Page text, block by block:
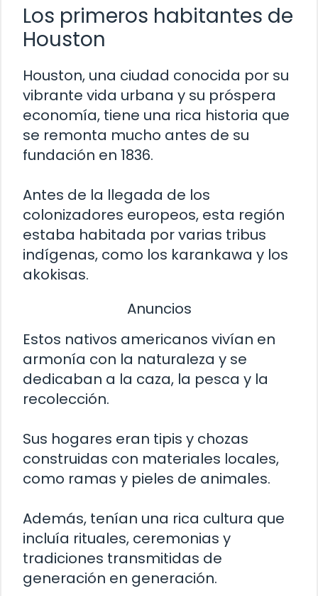
Los primeros habitantes de
Houston
Houston, una ciudad conocida por su
vibrante vida urbana y su próspera
economía, tiene una rica historia que
se remonta mucho antes de su
fundación en 1836.
Antes de la llegada de los
colonizadores europeos, esta región
estaba habitada por varias tribus
indígenas, como los karankawa y los
akokisas.
Anuncios
Estos nativos americanos vivían en
armonía con la naturaleza y se
dedicaban a la caza, la pesca y la
recolección.
Sus hogares eran tipis y chozas
construidas con materiales locales,
como ramas y pieles de animales.
Además, tenían una rica cultura que
incluía rituales, ceremonias y
tradiciones transmitidas de
generación en generación.